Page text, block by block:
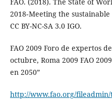
2018‐Meeting the
CC BY-NC-SA 3.0 IGO.
FAO 2009 Foro de expertos
octubre, Roma 2009 FAO
en 2050”
http://www.fao.org/fileadmin/